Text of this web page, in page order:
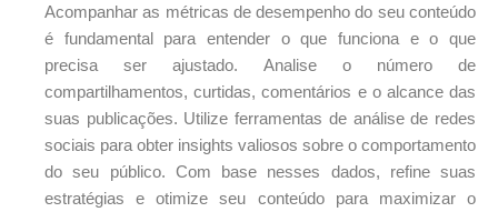
Acompanhar as métricas de desempenho do seu conteúdo
é fundamental para entender o que funciona e o que
precisa ser ajustado. Analise o número de
compartilhamentos, curtidas, comentários e o alcance das
suas publicações. Utilize ferramentas de análise de redes
sociais para obter insights valiosos sobre o comportamento
do seu público. Com base nesses dados, refine suas
estratégias e otimize seu conteúdo para maximizar o